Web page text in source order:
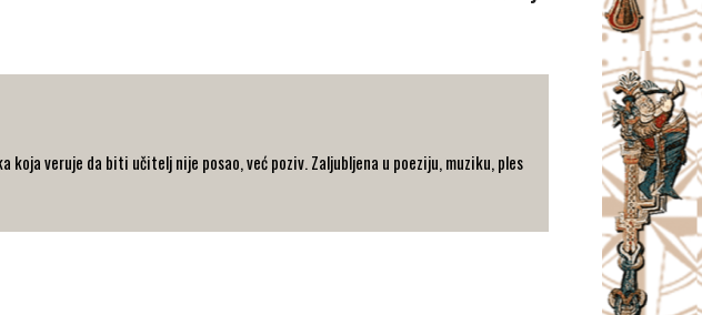
veruje da biti učitelj nije posao, već poziv. Zaljubljena u poeziju, muziku, ples